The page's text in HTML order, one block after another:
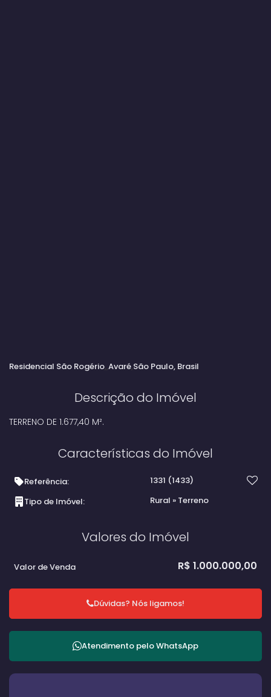
Residencial São Rogério Avaré São Paulo, Brasil
Descrição do Imóvel
TERRENO DE 1.677,40 M².
Características do Imóvel
Referência: 1331 (1433)
Tipo de Imóvel:
Rural » Terreno
Valores do Imóvel
R$ 1.000.000,00
Valor de Venda
Dúvidas? Nós ligamos!
Atendimento peloWhatsApp